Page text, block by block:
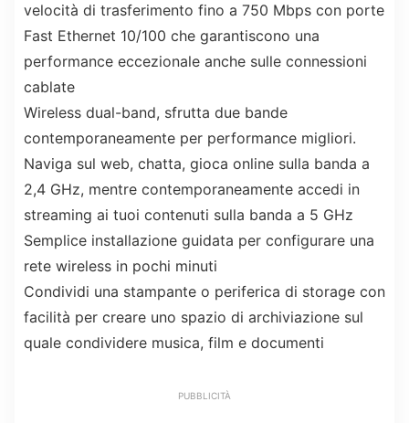
velocità di trasferimento fino a 750 Mbps con porte
Fast Ethernet 10/100 che garantiscono una
performance eccezionale anche sulle connessioni
cablate
Wireless dual-band, sfrutta due bande
contemporaneamente per performance migliori.
Naviga sul web, chatta, gioca online sulla banda a
2,4 GHz, mentre contemporaneamente accedi in
streaming ai tuoi contenuti sulla banda a 5 GHz
Semplice installazione guidata per configurare una
rete wireless in pochi minuti
Condividi una stampante o periferica di storage con
facilità per creare uno spazio di archiviazione sul
quale condividere musica, film e documenti
PUBBLICITÀ